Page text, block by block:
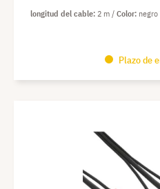
Plazo de
longitud del cable 2 m Color negro